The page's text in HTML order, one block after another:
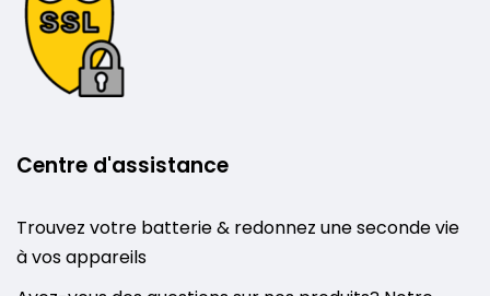
Centre d'assistance
Trouvez votre batterie & redonnez une seconde vie
à vos appareils